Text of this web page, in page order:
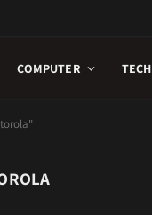
COMPUTER TECH